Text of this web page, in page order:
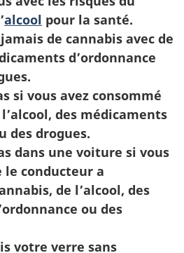
alcool pour la santé.
de cannabis avec de
d’ordonnance
si vous avez consommé
des médicaments
des drogues.
dans une voiture si vous
le conducteur a
de l’alcool, des
ou des
votre verre sans